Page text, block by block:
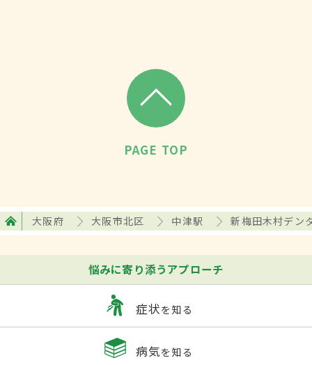
PAGE TOP
大阪府 大阪市北区 中津駅 新梅田木村デン
悩みに寄り添うアプローチ
症状を知る
病気を知る